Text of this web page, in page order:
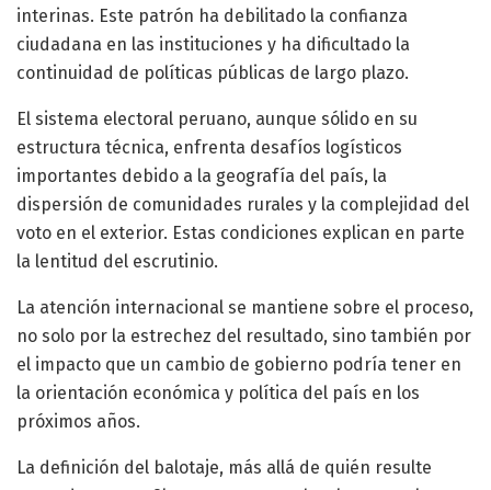
interinas. Este patrón ha debilitado la confianza
ciudadana en las instituciones y ha dificultado la
continuidad de políticas públicas de largo plazo.
El sistema electoral peruano, aunque sólido en su
estructura técnica, enfrenta desafíos logísticos
importantes debido a la geografía del país, la
dispersión de comunidades rurales y la complejidad del
voto en el exterior. Estas condiciones explican en parte
la lentitud del escrutinio.
La atención internacional se mantiene sobre el proceso,
no solo por la estrechez del resultado, sino también por
el impacto que un cambio de gobierno podría tener en
la orientación económica y política del país en los
próximos años.
La definición del balotaje, más allá de quién resulte